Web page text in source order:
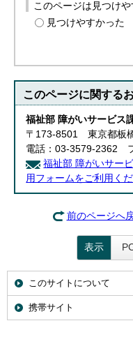
このページは見つけ
見つけやすかった
このページに関する
福祉部 障がいサービス
〒173-8501 東京都板
電話：03-3579-2362
福祉部 障がいサー
用フォームをご利用くだ
前のページへ
表示
このサイトについて
携帯サイト